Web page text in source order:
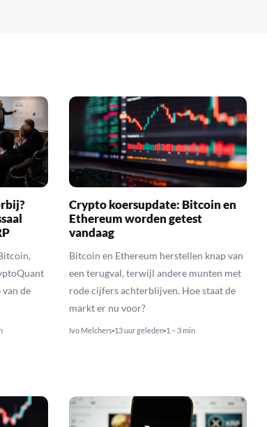
van de
Crypto koersupdate: Bitcoin en
Ethereum worden getest
vandaag
Bitcoin en Ethereum herstellen knap van
een terugval, terwijl andere munten met
rode cijfers achterblijven. Hoe staat de
markt er nu voor?
Ivo Melchers 13 uur geleden 1 – 3 min